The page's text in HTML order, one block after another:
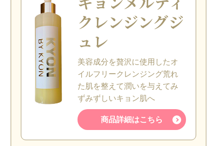
クレンジングジ
ュレ
美容成分を贅沢に使用したオ
イルフリークレンジング荒れ
た肌を整えて潤いを与えてみ
ずみずしいキョン肌へ
商品詳細はこちら